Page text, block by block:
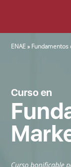
SOBRESCRIBIR ENLACES DE AYUDA A LA NAVEGACIÓN
ENAE Fundamentos
Curso en